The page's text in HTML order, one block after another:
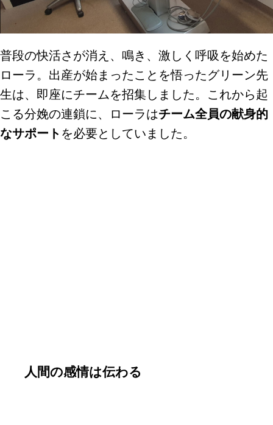
普段の快活さが消え、鳴き、激しく呼吸を始めた
ローラ。出産が始まったことを悟ったグリーン先
生は、即座にチームを招集しました。これから起
こる分娩の連鎖に、ローラはチーム全員の献身的
なサポート を必要としていました。
人間の感情は伝わる